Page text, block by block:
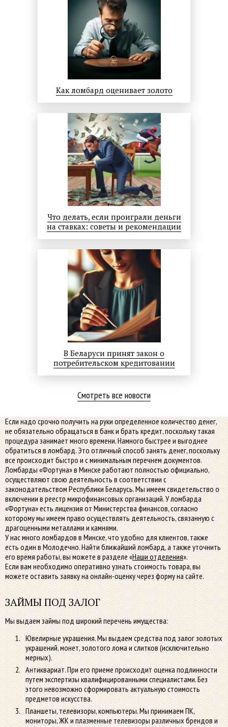
Как ломбард оценивает золото
Что делать, если проиграли деньги
на ставках: советы и рекомендации
В Беларуси принят закон о
потребительском кредитовании
Смотреть все новости
Если надо срочно получить на руки определенное количество денег,
не обязательно обращаться в банк и брать кредит, поскольку такая
процедура занимает много времени. Намного быстрее и выгоднее
обратиться в ломбард. Это отличный способ занять денег, поскольку
все происходит быстро и с минимальным перечнем документов.
Ломбарды «Фортуна» в Минске работают полностью официально,
осуществляют свою деятельность в соответствии с
законодательством Республики Беларусь. Мы имеем свидетельство о
включении в реестр микрофинансовых организаций. У ломбарда
«Фортуна» есть лицензия от Министерства финансов, согласно
которому мы имеем право осуществлять деятельность, связанную с
драгоценными металлами и камнями.
У нас много ломбардов в Минске, что удобно для клиентов, также
есть один в Молодечно. Найти ближайший ломбард, а также уточнить
его время работы, вы можете в разделе «Наши отделения».
Если вам необходимо оперативно узнать стоимость товара, вы
можете оставить заявку на онлайн-оценку через форму на сайте.
ЗАЙМЫ ПОД ЗАЛОГ
Мы выдаем займы под широкий перечень имущества:
Ювелирные украшения. Мы выдаем средства под залог золотых
украшений, монет, золотого лома и слитков (исключительно
мерных).
Антиквариат. При его приеме происходит оценка подлинности
путем экспертизы квалифицированными специалистами. Без
этого невозможно сформировать актуальную стоимость
предметов искусства.
Планшеты, телевизоры, компьютеры. Мы принимаем ПК,
мониторы, ЖК и плазменные телевизоры различных брендов и